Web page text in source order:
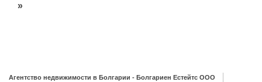
»
Агентство недвижимости в Болгарии - Болгариен Естейтс ООО